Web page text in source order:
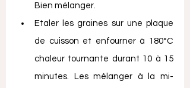
Bien mélanger.
Etaler les graines sur une plaque
de cuisson et enfourner à 180°C
chaleur tournante durant 10 à 15
minutes. Les mélanger à la mi-